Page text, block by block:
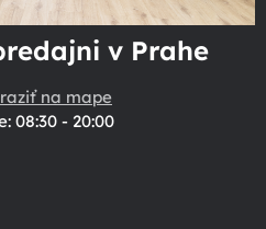
v Prahe
na mape
08:30 - 20:00